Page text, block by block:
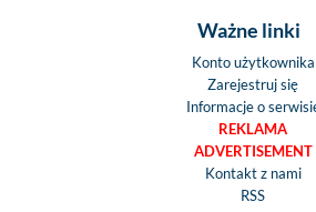
Ważne linki
Konto użytkownika
Zarejestruj się
Informacje o
REKLAMA
ADVERTISEMENT
Kontakt z nami
RSS